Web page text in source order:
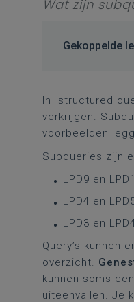
Wat zijn
Gekoppelde
In structured
verkrijgen.
voorbeelden
Subqueries zijn
LPD9 en
LPD4 en
LPD3 en
Query’s kunnen
overzicht.
kunnen soms
uiteenvallen. Je